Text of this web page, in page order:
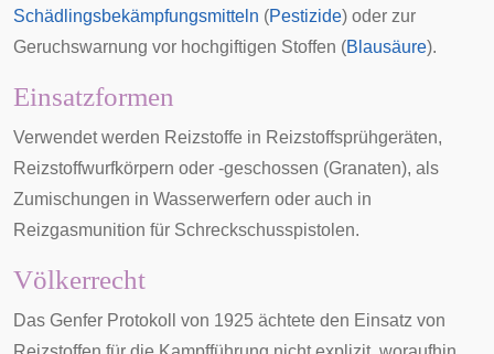
Schädlingsbekämpfungsmitteln (Pestizide) oder zur
Geruchswarnung vor hochgiftigen Stoffen (Blausäure).
Einsatzformen
Verwendet werden Reizstoffe in Reizstoffsprühgeräten,
Reizstoffwurfkörpern oder -geschossen (Granaten), als
Zumischungen in Wasserwerfern oder auch in
Reizgasmunition für Schreckschusspistolen.
Völkerrecht
Das Genfer Protokoll
von 1925 ächtete den Einsatz von